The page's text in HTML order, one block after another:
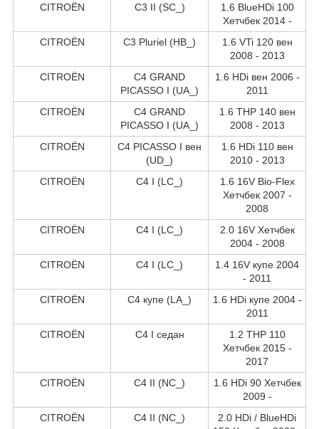
CITROËN
C3 II (SC_)
1.6 BlueHDi 100
Хетчбек 2014 -
CITROËN
C3 Pluriel (HB_)
1.6 VTi 120 вен
2008 - 2013
CITROËN
C4 GRAND
PICASSO I (UA_)
1.6 HDi вен 2006 -
2011
CITROËN
C4 GRAND
PICASSO I (UA_)
1.6 THP 140 вен
2008 - 2013
CITROËN
C4 PICASSO I вен
(UD_)
1.6 HDi 110 вен
2010 - 2013
CITROËN
C4 I (LC_)
1.6 16V Bio-Flex
Хетчбек 2007 -
2008
CITROËN
C4 I (LC_)
2.0 16V Хетчбек
2004 - 2008
CITROËN
C4 I (LC_)
1.4 16V купе 2004
- 2011
CITROËN
C4 купе (LA_)
1.6 HDi купе 2004 -
2011
CITROËN
C4 I седан
1.2 THP 110
Хетчбек 2015 -
2017
CITROËN
C4 II (NC_)
1.6 HDi 90 Хетчбек
2009 -
CITROËN
C4 II (NC_)
2.0 HDi / BlueHDi